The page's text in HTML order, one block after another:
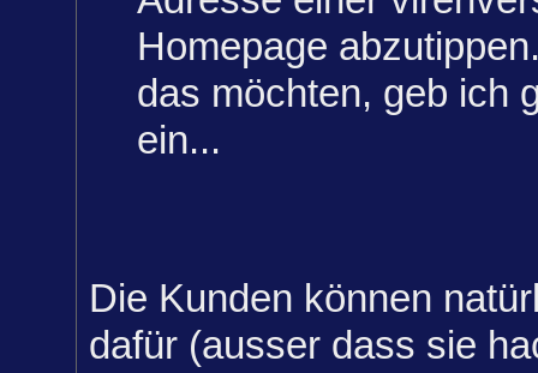
Homepage
das möchten, geb ich
ein...
Die Kunden können
dafür (ausser dass sie